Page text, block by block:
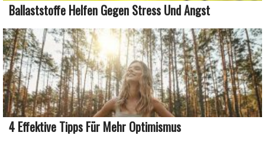
Ballaststoffe Helfen Gegen Stress Und Angst
4 Effektive Tipps Für Mehr Optimismus